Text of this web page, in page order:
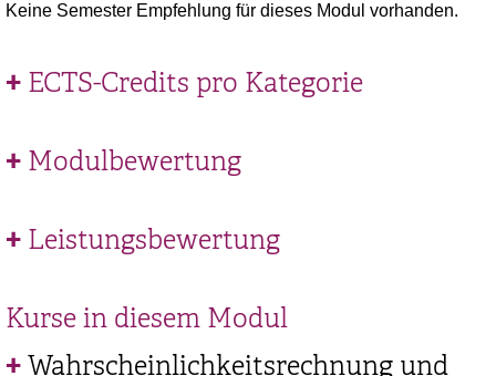
Keine Semester Empfehlung für dieses Modul vorhanden.
ECTS-Credits pro Kategorie
Modulbewertung
Leistungsbewertung
Kurse in diesem Modul
Wahrscheinlichkeitsrechnung und